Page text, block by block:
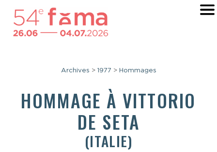
Archives > 1977 > Hommages
HOMMAGE À VITTORIO
DE SETA
(ITALIE)